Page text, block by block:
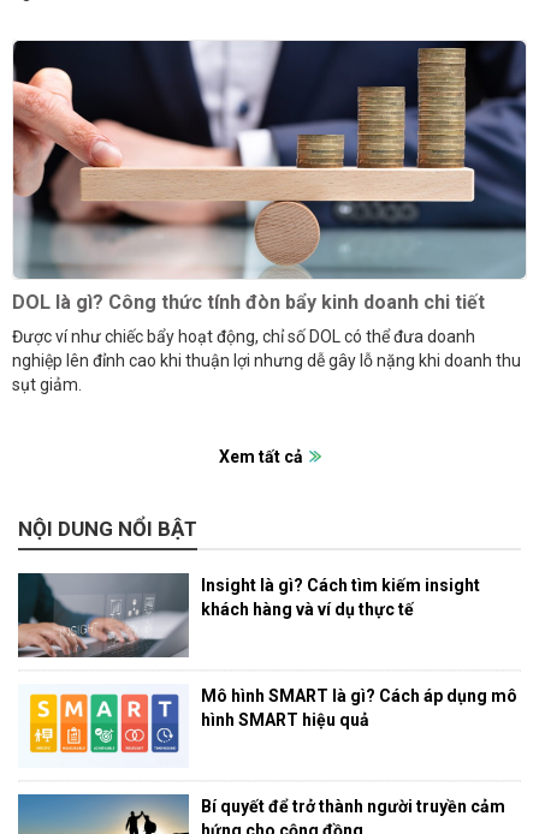
DOL là gì? Công thức tính đòn bẩy kinh doanh chi tiết
Được ví như chiếc bẩy hoạt động, chỉ số DOL có thể đưa doanh
nghiệp lên đỉnh cao khi thuận lợi nhưng dễ gây lỗ nặng khi doanh thu
sụt giảm.
Xem tất cả
NỘI DUNG NỔI BẬT
Insight là gì? Cách tìm kiếm insight
khách hàng và ví dụ thực tế
Mô hình SMART là gì? Cách áp dụng mô
hình SMART hiệu quả
Bí quyết để trở thành người truyền cảm